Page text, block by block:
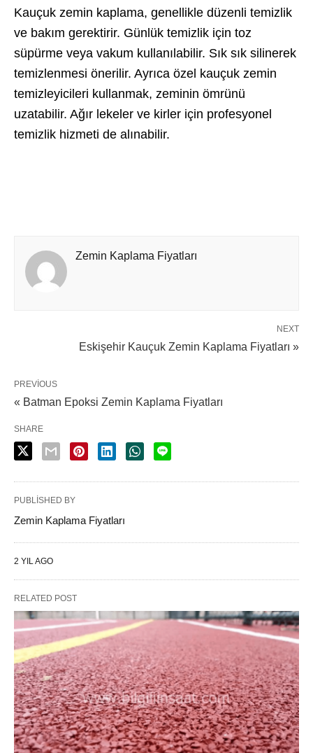
Kauçuk zemin kaplama, genellikle düzenli temizlik
ve bakım gerektirir. Günlük temizlik için toz
süpürme veya vakum kullanılabilir. Sık sık silinerek
temizlenmesi önerilir. Ayrıca özel kauçuk zemin
temizleyicileri kullanmak, zeminin ömrünü
uzatabilir. Ağır lekeler ve kirler için profesyonel
temizlik hizmeti de alınabilir.
Zemin Kaplama Fiyatları
NEXT
Eskişehir Kauçuk Zemin Kaplama Fiyatları »
PREVIOUS
« Batman Epoksi Zemin Kaplama Fiyatları
SHARE
PUBLISHED BY
Zemin Kaplama Fiyatları
2 YIL AGO
RELATED POST